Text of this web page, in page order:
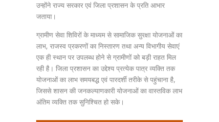
उन्होंने राज्य सरकार एवं जिला प्रशासन के प्रति आभार
जताया।
ग्रामीण सेवा शिविरों के माध्यम से सामाजिक सुरक्षा योजनाओं का
लाभ, राजस्व प्रकरणों का निस्तारण तथा अन्य विभागीय सेवाएं
एक ही स्थान पर उपलब्ध होने से ग्रामीणों को बड़ी राहत मिल
रही है। जिला प्रशासन का उद्देश्य प्रत्येक पात्र व्यक्ति तक
योजनाओं का लाभ समयबद्ध एवं पारदर्शी तरीके से पहुंचाना है,
जिससे शासन की जनकल्याणकारी योजनाओं का वास्तविक लाभ
अंतिम व्यक्ति तक सुनिश्चित हो सके।